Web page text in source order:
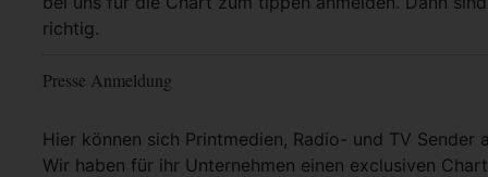
richtig.
Presse Anmeldung
Hier können sich Printmedien, Radio- und TV Sender
Wir haben für ihr Unternehmen einen exclusiven
Mehr Info